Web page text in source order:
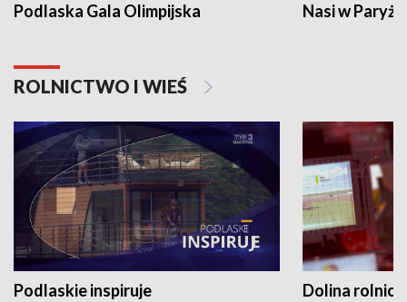
Podlaska Gala Olimpijska Nasi w Paryżu
ROLNICTWO I WIEŚ
Podlaskie inspiruje Dolina